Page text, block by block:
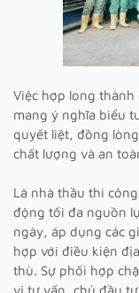
Việc hợp long
mang ý nghĩa biểu
quyết liệt, đồng
chất lượng và an
Là nhà thầu thi
động tối đa nguồn
ngày, áp dụng các
hợp với điều kiện
thù. Sự phối hợp